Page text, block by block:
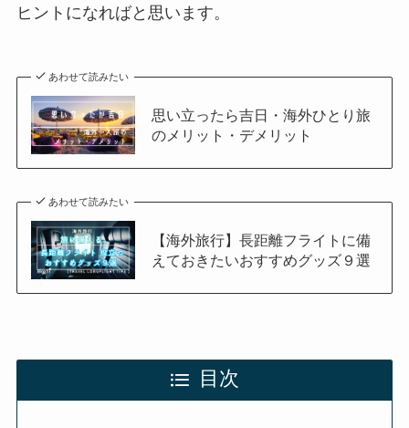
ヒントになればと思います。
あわせて読みたい
思い立ったら吉日・海外ひとり旅
のメリット・デメリット
あわせて読みたい
【海外旅行】長距離フライトに備
えておきたいおすすめグッズ９選
目次